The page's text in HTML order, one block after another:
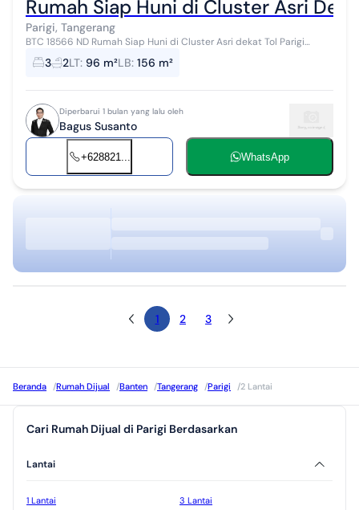
Rumah Siap Huni di Cluster Asri
Parigi, Tangerang
BTC 18566 ND Rumah Siap Huni di Cluster Asri dekat Tol Parigi
Lokasi: Parigi Baru Spesifikasi : Luas Tanah: 96 m² ️ Luas Bangunan:
15... 3 2LT: 96 m²LB: 156 m²
Diperbarui 1 bulan yang lalu oleh
Bagus Susanto
+628821... WhatsApp
1 2 3
Beranda /Rumah Dijual /Banten /Tangerang /Parigi /2 Lantai
Cari Rumah Dijual di Parigi Berdasarkan
Lantai
1 Lantai 3 Lantai